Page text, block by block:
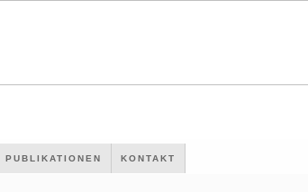
PUBLIKATIONEN KONTAKT